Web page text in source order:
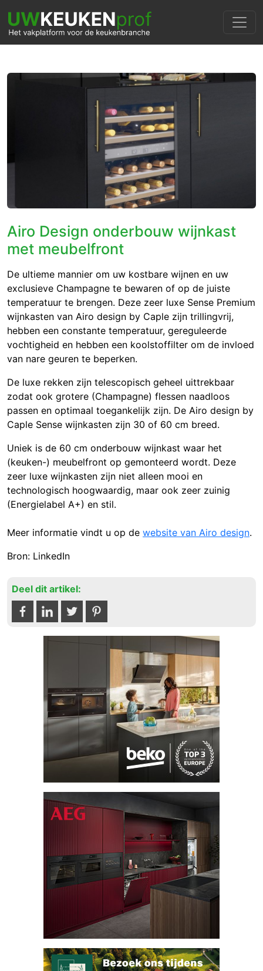
Airo Design onderbouw wijnkast
met meubelfront
De ultieme mannier om uw kostbare wijnen en uw
exclusieve Champagne te bewaren of op de juiste
temperatuur te brengen. Deze zeer luxe Sense Premium
wijnkasten van Airo design by Caple zijn trillingvrij,
hebben een constante temperatuur, gereguleerde
vochtigheid en hebben een koolstoffilter om de invloed
van nare geuren te beperken.
De luxe rekken zijn telescopisch geheel uittrekbaar
zodat ook grotere (Champagne) flessen naadloos
passen en optimaal toegankelijk zijn. De Airo design by
Caple Sense wijnkasten zijn 30 of 60 cm breed.
Uniek is de 60 cm onderbouw wijnkast waar het
(keuken-) meubelfront op gemonteerd wordt. Deze
zeer luxe wijnkasten zijn niet alleen mooi en
technologisch hoogwaardig, maar ook zeer zuinig
(Energielabel A+) en stil.
Meer informatie vindt u op de website van Airo design.
Bron: LinkedIn
Deel dit artikel: